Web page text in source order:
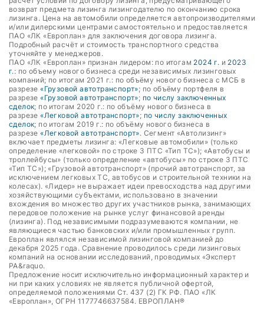
возврат предмета лизинга лизингодателю по окончанию срока
лизинга. Цена на автомобили определяется автопроизводителями
и/или дилерскими центрами самостоятельно и предоставляется
ПАО «ЛК «Европлан» для заключения договора лизинга.
Подробный расчёт и стоимость транспортного средства
уточняйте у менеджеров.
ПАО «ЛК «Европлан» признан лидером: по итогам 2024 г. и 2023
г.: по объему нового бизнеса среди независимых лизинговых
компаний; по итогам 2021 г.: по объёму нового бизнеса с МСБ в
разрезе «Грузовой автотранспорт»; по объёму портфеля в
разрезе «Грузовой автотранспорт»; по числу заключенных
сделок; по итогам 2020 г.: по объёму нового бизнеса в
разрезе «Легковой автотранспорт»; по числу заключенных
сделок; по итогам 2019 г.: по объёму нового бизнеса в
разрезе «Легковой автотранспорт». Сегмент «Автолизинг»
включает предметы лизинга: «Легковые автомобили» (только
определение «легковой» по строке 3 ПТС «Тип ТС»); «Автобусы и
троллейбусы» (только определение «автобусы» по строке 3 ПТС
«Тип ТС»); «Грузовой автотранспорт» (прочий автотранспорт, за
исключением легковых ТС, автобусов и строительной техники на
колесах). «Лидер» не выражает идеи превосходства над другими
хозяйствующими субъектами, использовано в значении
вхождения во множество других участников рынка, занимающих
передовое положение на рынке услуг финансовой аренды
(лизинга). Под независимыми подразумеваются компании, не
являющиеся частью банковских и/или промышленных групп.
Европлан являлся независимой лизинговой компанией до
декабря 2025 года. Сравнение проводилось среди лизинговых
компаний на основании исследований, проводимых «Эксперт
РА&raquo.
Предложение носит исключительно информационный характер и
ни при каких условиях не является публичной офертой,
определяемой положениями Ст. 437 (2) ГК РФ. ПАО «ЛК
«Европлан», ОГРН 1177746637584. ЕВРОПЛАН®